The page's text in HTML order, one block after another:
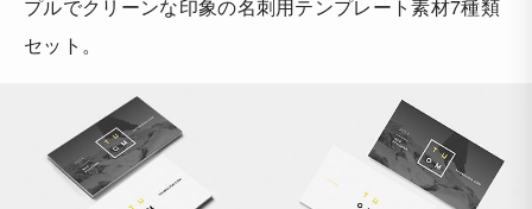
プルでクリーンな印象の名刺用テンプレート素材7種類
セット。